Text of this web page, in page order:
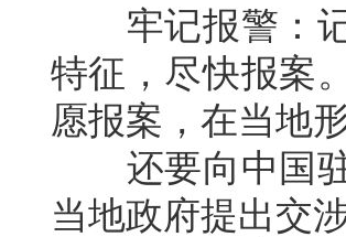
牢记报警：记
特征，尽快报案
愿报案，在当地
还要向中国驻
当地政府提出交涉